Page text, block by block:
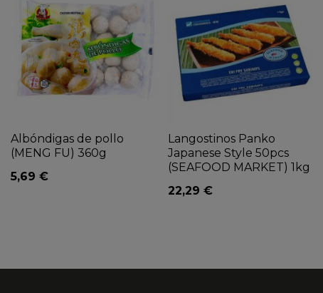
Albóndigas de pollo
(MENG FU) 360g
5,69 €
Langostinos Panko
Japanese Style 50pcs
(SEAFOOD MARKET) 1kg
22,29 €